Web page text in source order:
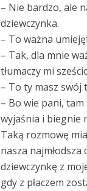
– Nie bardzo, ale
dziewczynka.
– To ważna
– Tak, dla mnie
tłumaczy mi
– To ty masz swój
– Bo wie pani, tam
wyjaśnia i biegnie
Taką rozmowę
nasza najmłodsza
dziewczynkę z
gdy z płaczem